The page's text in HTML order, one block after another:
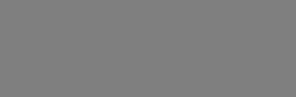
för fasadändring samt till- och ombyggnad av